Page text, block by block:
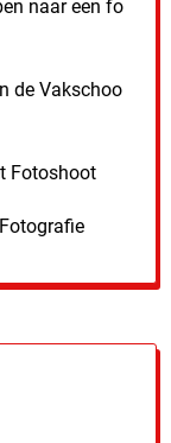
naar een fo
de Vakschoo
Fotoshoot